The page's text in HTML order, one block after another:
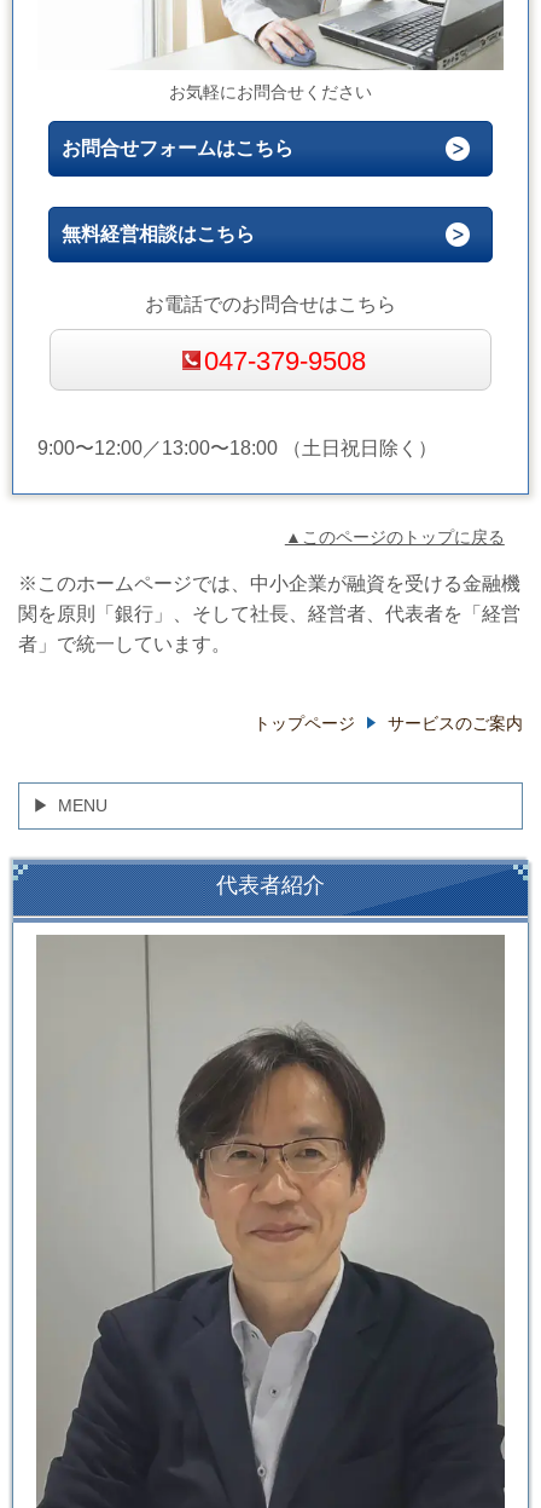
お気軽にお問合せください
お問合せフォームはこちら
無料経営相談はこちら
お電話でのお問合せはこちら
047-379-9508
9:00〜12:00／13:00〜18:00 （土日祝日除く）
▲このページのトップに戻る
※このホームページでは、中小企業が融資を受ける金融機
関を原則「銀行」、そして社長、経営者、代表者を「経営
者」で統一しています。
トップページ サービスのご案内
MENU
代表者紹介